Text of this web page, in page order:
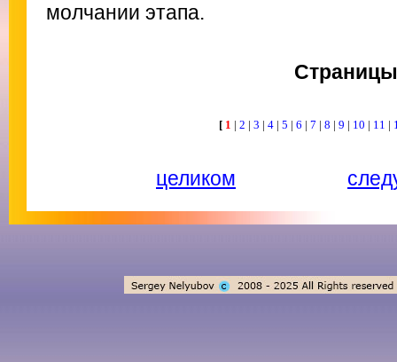
молчании этапа.
Страницы
[1 | 2 | 3 | 4 | 5 | 6 | 7 | 8 | 9 | 10 | 11 |
целиком